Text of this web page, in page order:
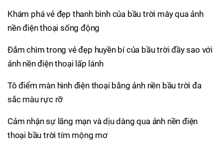
Khám phá vẻ đẹp thanh bình của bầu trời mây qua ảnh
nền điện thoại sống động
Đắm chìm trong vẻ đẹp huyền bí của bầu trời đầy sao với
ảnh nền điện thoại lấp lánh
Tô điểm màn hình điện thoại bằng ảnh nền bầu trời đa
sắc màu rực rỡ
Cảm nhận sự lãng mạn và dịu dàng qua ảnh nền điện
thoại bầu trời tím mộng mơ